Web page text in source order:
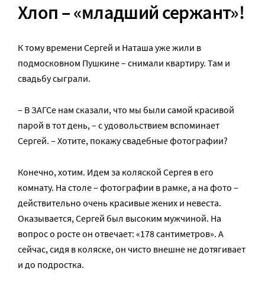
Хлоп – «младший сержант»!
К тому времени Сергей и Наташа уже жили в
подмосковном Пушкине – снимали квартиру. Там и
свадьбу сыграли.
– В ЗАГСе нам сказали, что мы были самой красивой
парой в тот день, – с удовольствием вспоминает
Сергей. – Хотите, покажу свадебные фотографии?
Конечно, хотим. Идем за коляской Сергея в его
комнату. На столе – фотографии в рамке, а на фото –
действительно очень красивые жених и невеста.
Оказывается, Сергей был высоким мужчиной. На
вопрос о росте он отвечает: «178 сантиметров». А
сейчас, сидя в коляске, он чисто внешне не дотягивает
и до подростка.